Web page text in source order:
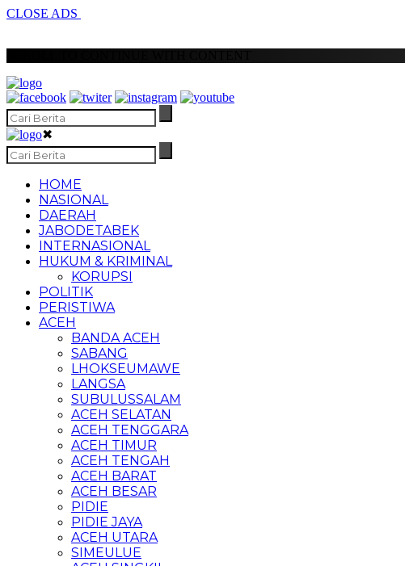
CLOSE ADS
✖
HOME
NASIONAL
DAERAH
JABODETABEK
INTERNASIONAL
HUKUM & KRIMINAL
KORUPSI
POLITIK
PERISTIWA
ACEH
BANDA ACEH
SABANG
LHOKSEUMAWE
LANGSA
SUBULUSSALAM
ACEH SELATAN
ACEH TENGGARA
ACEH TIMUR
ACEH TENGAH
ACEH BARAT
ACEH BESAR
PIDIE
PIDIE JAYA
ACEH UTARA
SIMEULUE